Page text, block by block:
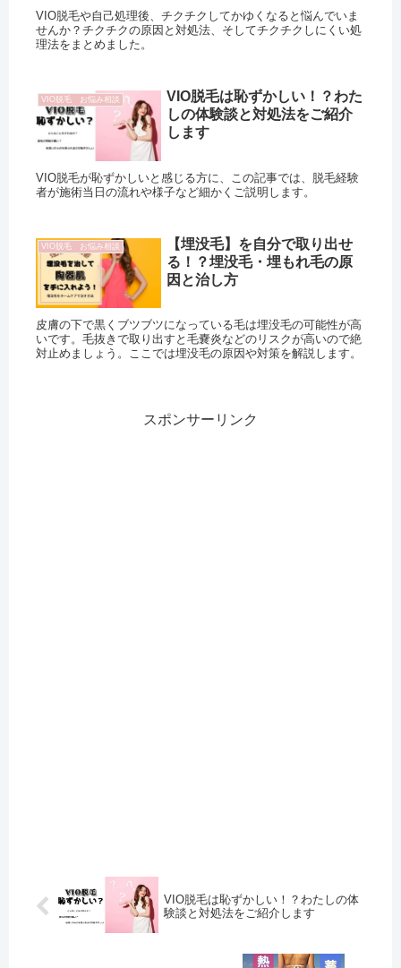
VIO脱毛や自己処理後、チクチクしてかゆくなると悩んでいま
せんか？チクチクの原因と対処法、そしてチクチクしにくい処
理法をまとめました。
VIO脱毛 お悩み相談
VIO脱毛は恥ずかしい！？わた
しの体験談と対処法をご紹介
します
VIO脱毛が恥ずかしいと感じる方に、この記事では、脱毛経験
者が施術当日の流れや様子など細かくご説明します。
VIO脱毛 お悩み相談
【埋没毛】を自分で取り出せ
る！？埋没毛・埋もれ毛の原
因と治し方
皮膚の下で黒くブツブツになっている毛は埋没毛の可能性が高
いです。毛抜きで取り出すと毛嚢炎などのリスクが高いので絶
対止めましょう。ここでは埋没毛の原因や対策を解説します。
スポンサーリンク
VIO脱毛は恥ずかしい！？わたしの体
験談と対処法をご紹介します